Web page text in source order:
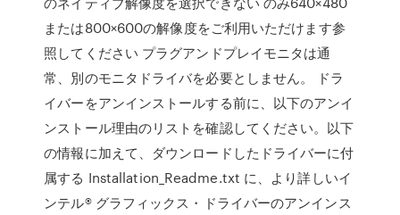
または800×600の解像度をご利用いただけます参
照してください プラグアンドプレイモニタは通
常、別のモニタドライバを必要としません。 ドラ
イバーをアンインストールする前に、以下のアンイ
ンストール理由のリストを確認してください。以下
の情報に加えて、ダウンロードしたドライバーに付
属する Installation_Readme.txt に、より詳しいイ
ンテル® グラフィックス・ドライバーのアンインス